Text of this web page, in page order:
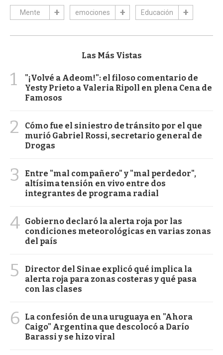
Mente emociones Educación
Las Más Vistas
1
"¡Volvé a Adeom!": el filoso comentario de
Yesty Prieto a Valeria Ripoll en plena Cena de
Famosos
2
Cómo fue el siniestro de tránsito por el que
murió Gabriel Rossi, secretario general de
Drogas
3
Entre "mal compañero" y "mal perdedor",
altísima tensión en vivo entre dos
integrantes de programa radial
4 Gobierno declaró la alerta roja por las
condiciones meteorológicas en varias zonas
del país
5
Director del Sinae explicó qué implica la
alerta roja para zonas costeras y qué pasa
con las clases
6
La confesión de una uruguaya en "Ahora
Caigo" Argentina que descolocó a Darío
Barassi y se hizo viral